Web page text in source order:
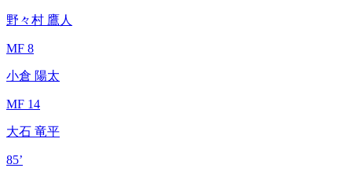
野々村 鷹人
MF 8
小倉 陽太
MF 14
大石 竜平
85’